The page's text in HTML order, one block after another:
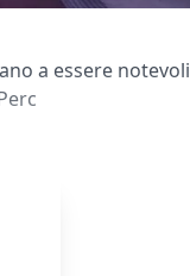
a essere notevoli